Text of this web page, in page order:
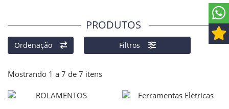
PRODUTOS
Ordenação Filtros
Mostrando 1 a 7 de 7 itens